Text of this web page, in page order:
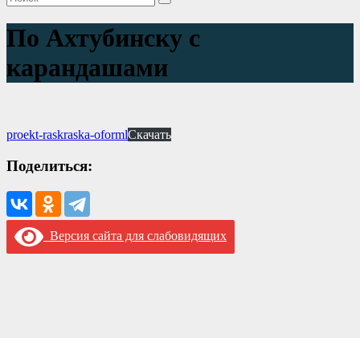
По Ахтубинску с
карандашами
proekt-raskraska-oformlСкачать
Поделиться:
Версия сайта для слабовидящих